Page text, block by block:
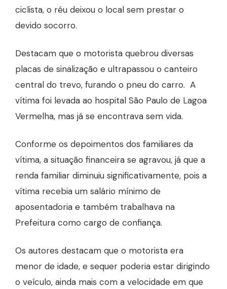
ciclista, o réu deixou o local sem prestar o
devido socorro.
Destacam que o motorista quebrou diversas
placas de sinalização e ultrapassou o canteiro
central do trevo, furando o pneu do carro. A
vítima foi levada ao hospital São Paulo de Lagoa
Vermelha, mas já se encontrava sem vida.
Conforme os depoimentos dos familiares da
vítima, a situação financeira se agravou, já que a
renda familiar diminuiu significativamente, pois a
vítima recebia um salário mínimo de
aposentadoria e também trabalhava na
Prefeitura como cargo de confiança.
Os autores destacam que o motorista era
menor de idade, e sequer poderia estar dirigindo
o veículo, ainda mais com a velocidade em que